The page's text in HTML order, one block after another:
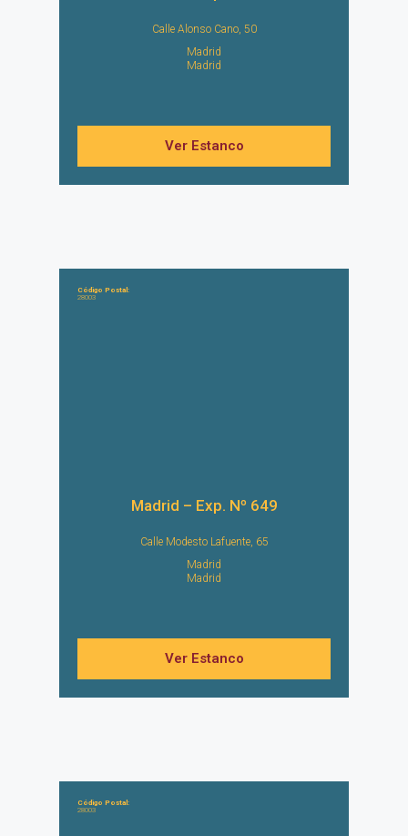
Calle Alonso Cano, 50
Madrid
Madrid
Ver Estanco
Código Postal:
28003
Madrid – Exp. Nº 649
Calle Modesto Lafuente, 65
Madrid
Madrid
Ver Estanco
Código Postal:
28003